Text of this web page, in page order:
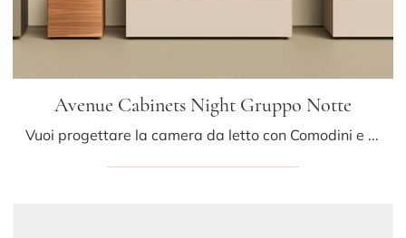
Avenue Cabinets Night Gruppo Notte
Vuoi progettare la camera da letto con Comodini e mobili con cassetti di Kristalia? Ti presentiamo il modello Avenue Cabinets Night Gruppo Notte in ...